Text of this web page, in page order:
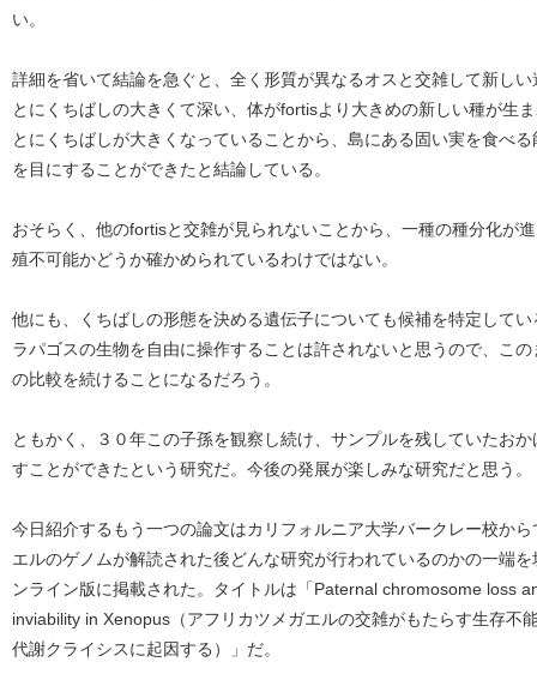
い。
詳細を省いて結論を急ぐと、全く形質が異なるオスと交雑して新し
とにくちばしの大きくて深い、体がfortisより大きめの新しい種が生
とにくちばしが大きくなっていることから、島にある固い実を食べ
を目にすることができたと結論している。
おそらく、他のfortisと交雑が見られないことから、一種の種分化が
殖不可能かどうか確かめられているわけではない。
他にも、くちばしの形態を決める遺伝子についても候補を特定して
ラパゴスの生物を自由に操作することは許されないと思うので、こ
の比較を続けることになるだろう。
ともかく、３０年この子孫を観察し続け、サンプルを残していたお
すことができたという研究だ。今後の発展が楽しみな研究だと思う。
今日紹介するもう一つの論文はカリフォルニア大学バークレー校か
エルのゲノムが解読された後どんな研究が行われているのかの一端
ンライン版に掲載された。タイトルは「Paternal chromosome loss
inviability in Xenopus（アフリカツメガエルの交雑がもたらす生存不
代謝クライシスに起因する）」だ。